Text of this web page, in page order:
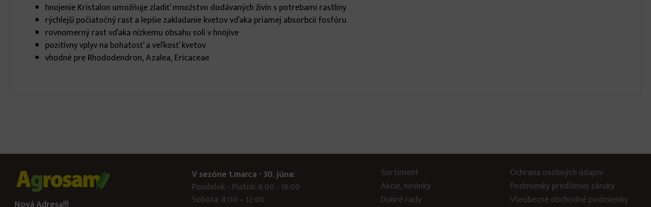
hnojenie Kristalon umožňuje zladiť množstvo dodávaných živín s potrebami rastliny
rýchlejší počiatočný rast a lepšie zakladanie kvetov vďaka priamej absorbcii fosfóru
rovnomerný rast vďaka nízkemu obsahu solí v hnojive
pozitívny vplyv na bohatosť a veľkosť kvetov
vhodné pre Rhododendron, Azalea, Ericaceae
V sezóne 1.marca - 30. júna:
Pondelok - Piatok: 8:00 - 18:00
Sobota: 8:00 – 12:00
Sortiment
Akcie, novinky
Dobré rady
Ochrana osobných údajov
Podmienky predĺženej záruky
Všeobecné obchodné podmienky